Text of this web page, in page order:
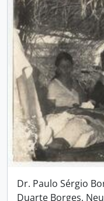
Dr. Paulo Sérgio
Duarte Borges,